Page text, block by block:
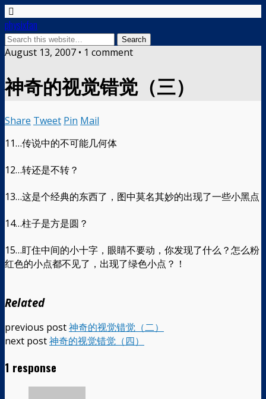
physixfan
August 13, 2007 • 1 comment
神奇的视觉错觉（三）
Share Tweet Pin Mail
11…传说中的不可能几何体
12…转还是不转？
13…这是个经典的东西了，图中莫名其妙的出现了一些小黑点
14…柱子是方是圆？
15…盯住中间的小十字，眼睛不要动，你发现了什么？怎么粉
红色的小点都不见了，出现了绿色小点？！
Related
previous post神奇的视觉错觉（二）
next post神奇的视觉错觉（四）
1 response